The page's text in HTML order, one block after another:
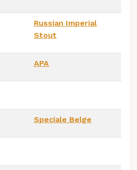
Russian Imperial
Stout
APA
Speciale Belge